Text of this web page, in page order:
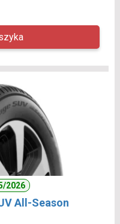
2026
All-Season